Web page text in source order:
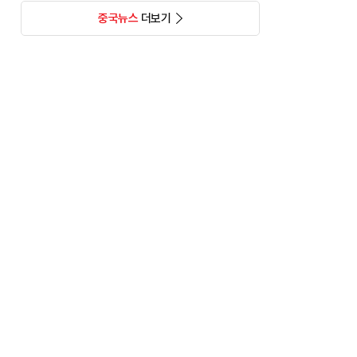
중국뉴스더보기